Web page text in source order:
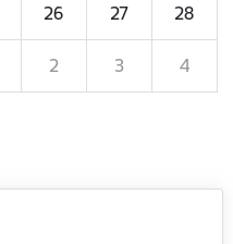
26 27 28
2 3 4